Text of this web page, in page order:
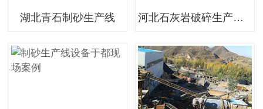
湖北青石制砂生产线 河北石灰岩破碎生产方案